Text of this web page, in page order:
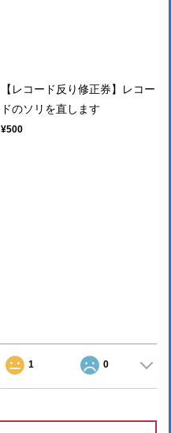
【レコード反り修正券】レコー
ドのソリを直します
¥500
1 0